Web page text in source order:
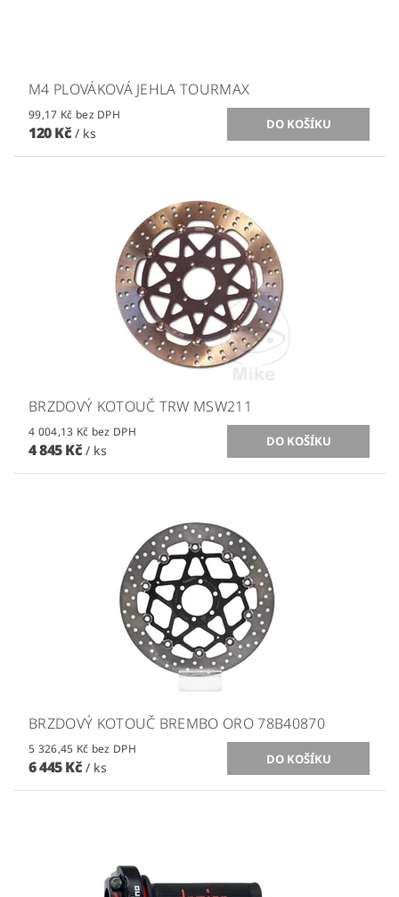
M4 PLOVÁKOVÁ JEHLA TOURMAX
99,17 Kč bez DPH
120 Kč / ks
BRZDOVÝ KOTOUČ TRW MSW211
4 004,13 Kč bez DPH
4 845 Kč / ks
BRZDOVÝ KOTOUČ BREMBO ORO 78B40870
5 326,45 Kč bez DPH
6 445 Kč / ks